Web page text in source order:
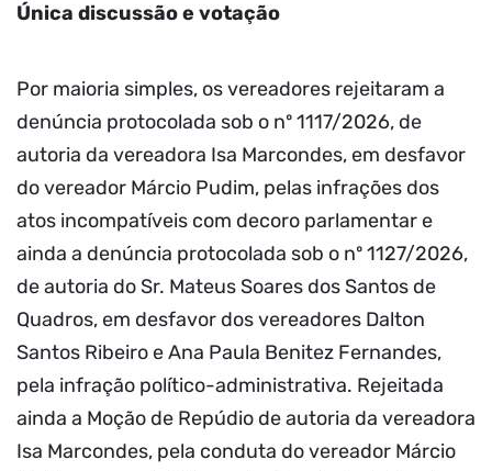
Única discussão e votação
Por maioria simples, os vereadores rejeitaram a
denúncia protocolada sob o nº 1117/2026, de
autoria da vereadora Isa Marcondes, em desfavor
do vereador Márcio Pudim, pelas infrações dos
atos incompatíveis com decoro parlamentar e
ainda a denúncia protocolada sob o nº 1127/2026,
de autoria do Sr. Mateus Soares dos Santos de
Quadros, em desfavor dos vereadores Dalton
Santos Ribeiro e Ana Paula Benitez Fernandes,
pela infração político-administrativa. Rejeitada
ainda a Moção de Repúdio de autoria da vereadora
Isa Marcondes, pela conduta do vereador Márcio